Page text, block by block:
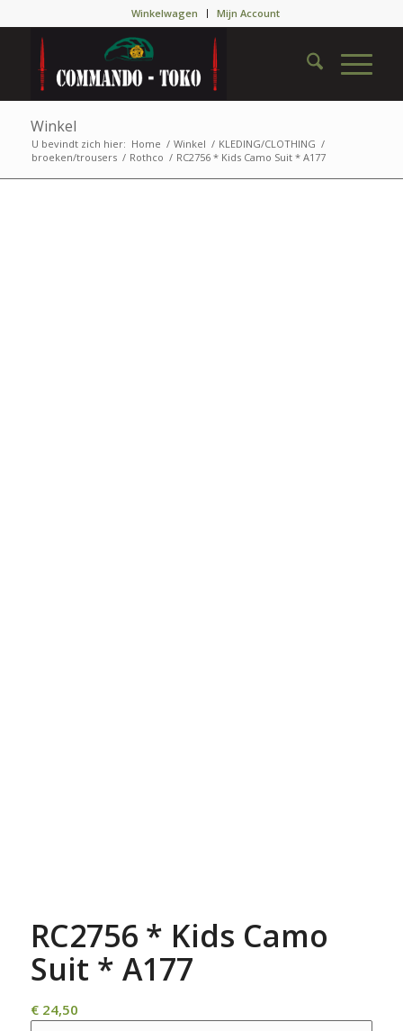
Winkelwagen Mijn Account
Winkel
U bevindt zich hier: Home / Winkel / KLEDING/CLOTHING /
broeken/trousers / Rothco / RC2756 * Kids Camo Suit * A177
RC2756 * Kids Camo
Suit * A177
€24,50